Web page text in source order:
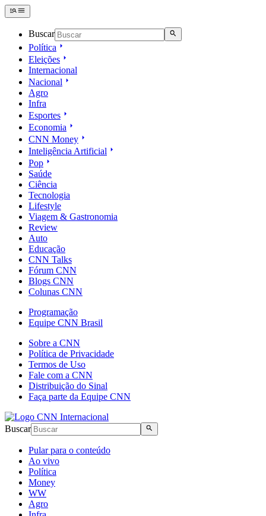
Buscar
Política
Eleições
Internacional
Nacional
Agro
Infra
Esportes
Economia
CNN Money
Inteligência Artificial
Pop
Saúde
Ciência
Tecnologia
Lifestyle
Viagem & Gastronomia
Review
Auto
Educação
CNN Talks
Fórum CNN
Blogs CNN
Colunas CNN
Programação
Equipe CNN Brasil
Sobre a CNN
Política de Privacidade
Termos de Uso
Fale com a CNN
Distribuição do Sinal
Faça parte da Equipe CNN
Buscar
Pular para o conteúdo
Ao vivo
Política
Money
WW
Agro